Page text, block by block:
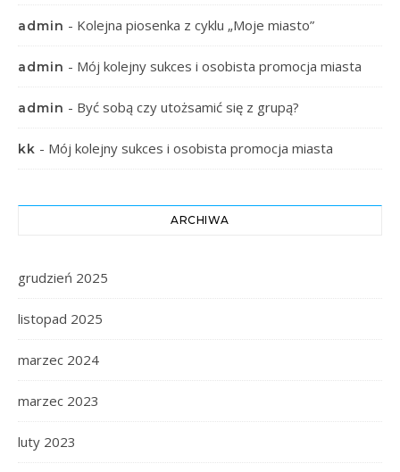
admin - Kolejna piosenka z cyklu „Moje miasto”
admin - Mój kolejny sukces i osobista promocja miasta
admin - Być sobą czy utożsamić się z grupą?
kk - Mój kolejny sukces i osobista promocja miasta
ARCHIWA
grudzień 2025
listopad 2025
marzec 2024
marzec 2023
luty 2023